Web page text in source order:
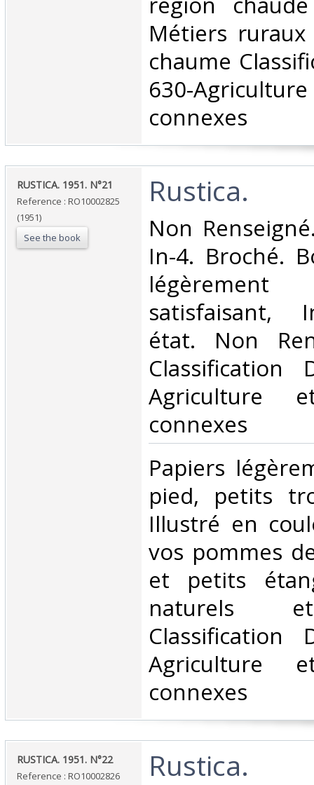
Métiers
chaume
630-
connexes‎
‎RUSTICA. 1951. N°21‎
Reference : RO10002825
(1951)
See the book
‎Rustica.‎
‎Non
In-4. Broché.
satisfaisant,
état. Non
Classification
Agriculture
connexes‎
‎Papiers
pied, petits
Illustré en
vos pommes
et petits
naturels
Classification
Agriculture
connexes‎
‎RUSTICA. 1951. N°22‎
Reference : RO10002826
‎Rustica.‎